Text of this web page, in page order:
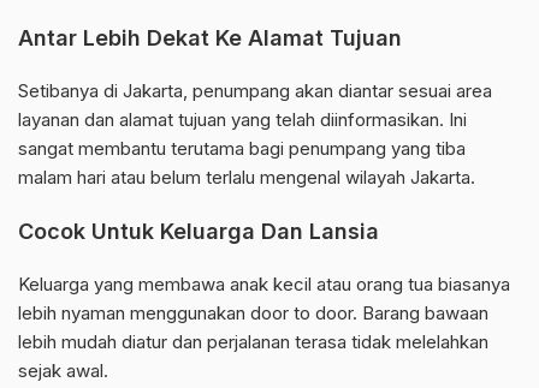
Antar Lebih Dekat Ke Alamat Tujuan
Setibanya di Jakarta, penumpang akan diantar sesuai area
layanan dan alamat tujuan yang telah diinformasikan. Ini
sangat membantu terutama bagi penumpang yang tiba
malam hari atau belum terlalu mengenal wilayah Jakarta.
Cocok Untuk Keluarga Dan Lansia
Keluarga yang membawa anak kecil atau orang tua biasanya
lebih nyaman menggunakan door to door. Barang bawaan
lebih mudah diatur dan perjalanan terasa tidak melelahkan
sejak awal.